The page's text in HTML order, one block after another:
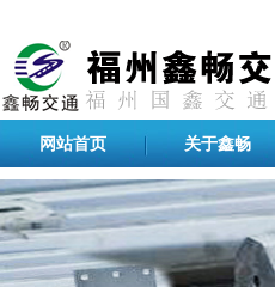
网站首页 关于鑫畅